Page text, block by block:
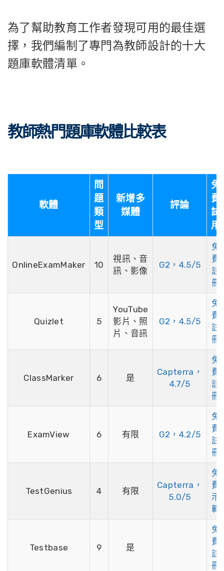
為了幫助教育工作者發現可用的最佳選
擇，我們編制了專門為教師設計的十大
題庫軟體清單。
教師熱門題庫軟體比較表
軟體
問
題
類
型
新增多
媒體
評論
免
費
試
用
OnlineExamMaker 10
視訊、音
訊、影像
G2，4.5/5
免
費
註
冊
Quizlet 5
YouTube
影片、照
片、音訊
G2，4.5/5
免
費
註
冊
ClassMarker 6 是
Capterra，
4.7/5
免
費
註
冊
ExamView 6 有限 G2，4.2/5
免
費
註
冊
TestGenius 4 有限
Capterra，
5.0/5
免
費
示
範
Testbase 9 是
免
費
註
冊